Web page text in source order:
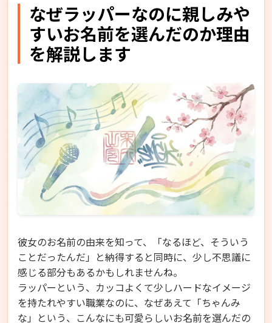
なぜラッパーなのに親しみや
すいお名前を選んだのか理由
を解説します
彼女のお名前の由来を知って、「なるほど、そういう
ことだったんだ」と納得すると同時に、少し不思議に
感じる部分もあるかもしれませんね。
ラッパーという、カッコよくて少しハードなイメージ
を持たれやすい職業なのに、なぜあえて「ちゃんみ
な」という、こんなにも可愛らしいお名前を選んだの